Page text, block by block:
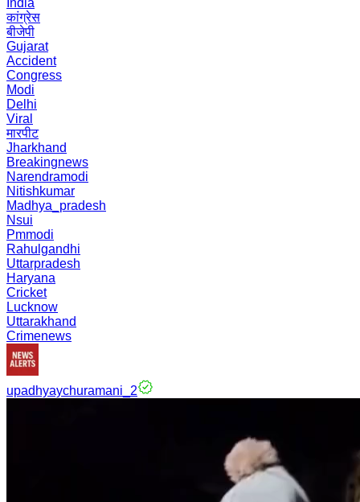
India
कांग्रेस
बीजेपी
Gujarat
Accident
Congress
Modi
Delhi
Viral
मारपीट
Jharkhand
Breakingnews
Narendramodi
Nitishkumar
Madhya_pradesh
Nsui
Pmmodi
Rahulgandhi
Uttarpradesh
Haryana
Cricket
Lucknow
Uttarakhand
Crimenews
upadhyaychuramani_2